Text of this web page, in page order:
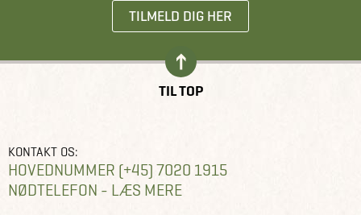
TILMELD DIG HER
TIL TOP
KONTAKT OS:
HOVEDNUMMER (+45) 7020 1915
NØDTELEFON - LÆS MERE